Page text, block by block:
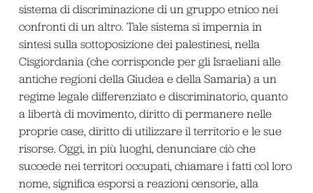
sistema di discriminazione di un gruppo etnico nei
confronti di un altro. Tale sistema si impernia in
sintesi sulla sottoposizione dei palestinesi, nella
Cisgiordania (che corrisponde per gli Israeliani alle
antiche regioni della Giudea e della Samaria) a un
regime legale differenziato e discriminatorio, quanto
a libertà di movimento, diritto di permanere nelle
proprie case, diritto di utilizzare il territorio e le sue
risorse. Oggi, in più luoghi, denunciare ciò che
succede nei territori occupati, chiamare i fatti col loro
nome, significa esporsi a reazioni censorie, alla